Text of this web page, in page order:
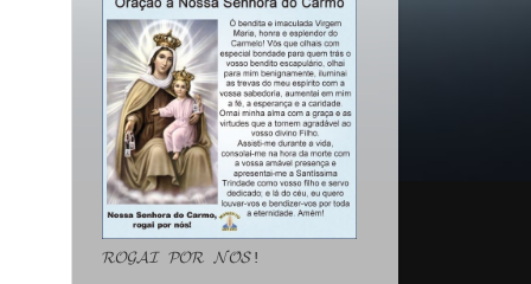
𝓡𝓞𝓖𝓐𝓘 𝓟𝓞𝓡 𝓝𝓞́𝓢!